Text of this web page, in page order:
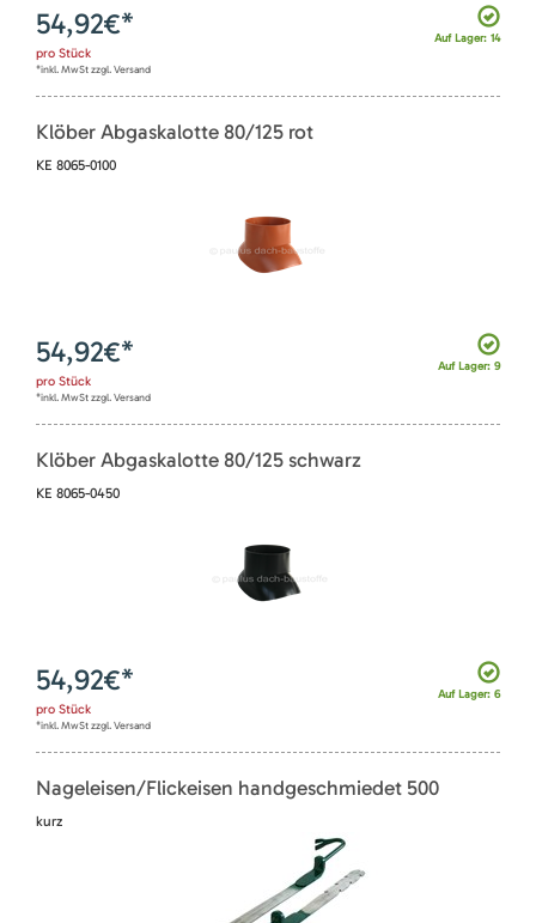
Auf Lager: 14
54,92€*
pro Stück
*inkl. MwSt zzgl. Versand
Klöber Abgaskalotte 80/125 rot
KE 8065-0100
Auf Lager: 9
54,92€*
pro Stück
*inkl. MwSt zzgl. Versand
Klöber Abgaskalotte 80/125 schwarz
KE 8065-0450
Auf Lager: 6
54,92€*
pro Stück
*inkl. MwSt zzgl. Versand
Nageleisen/Flickeisen handgeschmiedet 500
kurz